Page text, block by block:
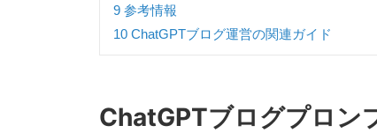
9 参考情報
10 ChatGPTブログ運営の関連ガイド
ChatGPTブログプロン